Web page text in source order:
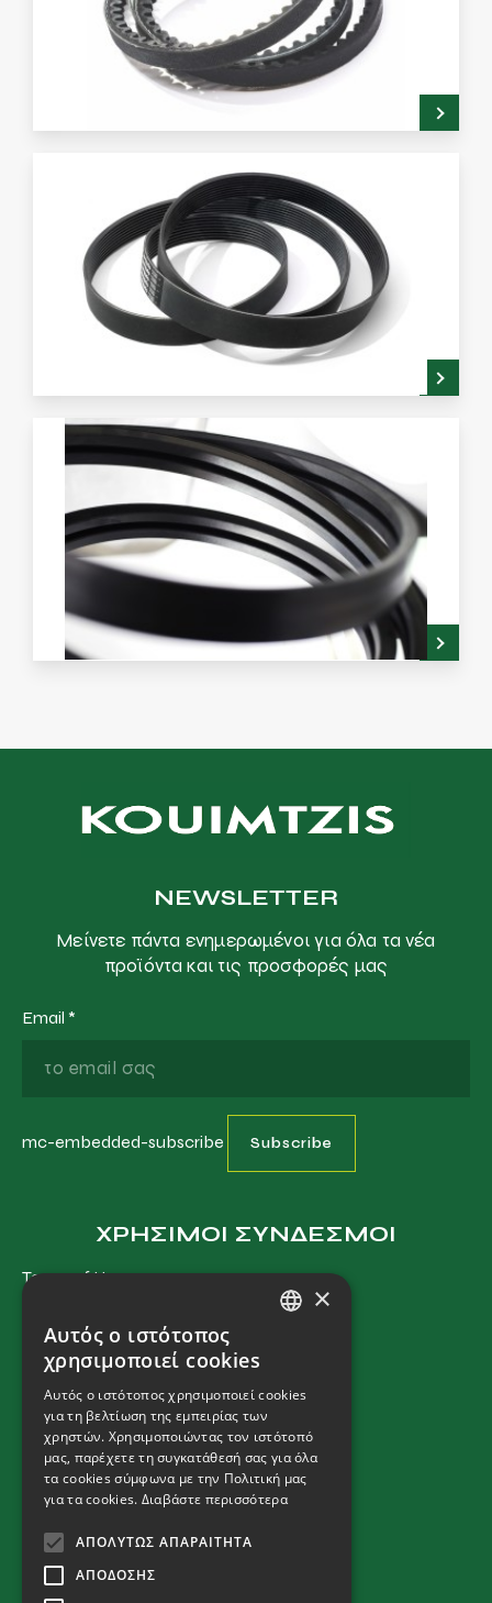
NEWSLETTER
Μείνετε πάντα ενημερωμένοι για όλα τα νέα
προϊόντα και τις προσφορές μας
Email *
mc-embedded-subscribe
ΧΡΗΣΙΜΟΙ ΣΥΝΔΕΣΜΟΙ
Terms of Use
Cookies Policy
Terms and Conditions
ΕΠΙΚΟΙΝΩΝΙΑ
Μηχανήματα
T:+ 30 2310 792 222
×
Αυτός ο ιστότοπος
χρησιμοποιεί cookies
Αυτός ο ιστότοπος χρησιμοποιεί cookies
για τη βελτίωση της εμπειρίας των
χρηστών. Χρησιμοποιώντας τον ιστότοπό
μας, παρέχετε τη συγκατάθεσή σας για όλα
τα cookies σύμφωνα με την Πολιτική μας
για τα cookies. Διαβάστε περισσότερα
ΑΠΟΛΎΤΩΣ ΑΠΑΡΑΊΤΗΤΑ
ΑΠΌΔΟΣΗΣ